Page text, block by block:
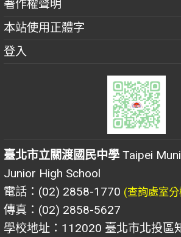
著作權聲明
本站使用正體字
登入
臺北市立關渡國民中學 Taipei
Junior High School
電話：(02) 2858-1770 (查詢處室
傳真：(02) 2858-5627
學校地址：112020 臺北市北投區